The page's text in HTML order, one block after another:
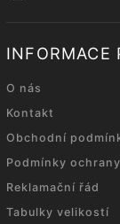
INFORMACE
O nás
Kontakt
Obchodní
Podmínky
Reklamační řád
Tabulky velikostí